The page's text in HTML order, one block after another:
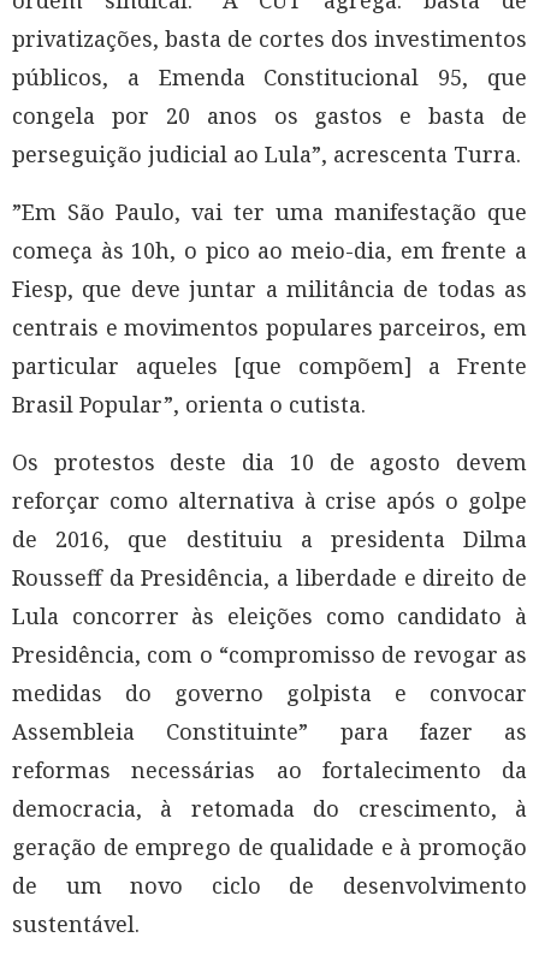
privatizações, basta de cortes dos investimentos
públicos, a Emenda Constitucional 95, que
congela por 20 anos os gastos e basta de
perseguição judicial ao Lula”, acrescenta Turra.
”Em São Paulo, vai ter uma manifestação que
começa às 10h, o pico ao meio-dia, em frente a
Fiesp, que deve juntar a militância de todas as
centrais e movimentos populares parceiros, em
particular aqueles [que compõem] a Frente
Brasil Popular”, orienta o cutista.
Os protestos deste dia 10 de agosto devem
reforçar como alternativa à crise após o golpe
de 2016, que destituiu a presidenta Dilma
Rousseff da Presidência, a liberdade e direito de
Lula concorrer às eleições como candidato à
Presidência, com o “compromisso de revogar as
medidas do governo golpista e convocar
Assembleia Constituinte” para fazer as
reformas necessárias ao fortalecimento da
democracia, à retomada do crescimento, à
geração de emprego de qualidade e à promoção
de um novo ciclo de desenvolvimento
sustentável.